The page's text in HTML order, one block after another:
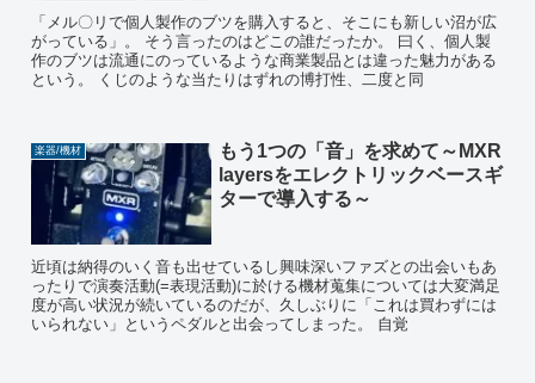
「メル〇リで個人製作のブツを購入すると、そこにも新しい沼が広
がっている」。 そう言ったのはどこの誰だったか。 曰く、個人製
作のブツは流通にのっているような商業製品とは違った魅力がある
という。 くじのような当たりはずれの博打性、二度と同
楽器/機材
もう1つの「音」を求めて～MXR
layersをエレクトリックベースギ
ターで導入する～
近頃は納得のいく音も出せているし興味深いファズとの出会いもあ
ったりで演奏活動(=表現活動)に於ける機材蒐集については大変満足
度が高い状況が続いているのだが、久しぶりに「これは買わずには
いられない」というペダルと出会ってしまった。 自覚